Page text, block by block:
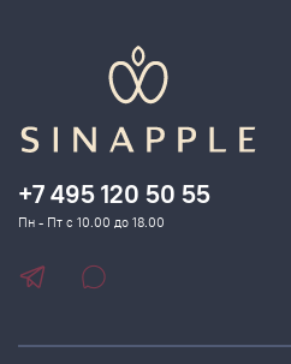
+7 495 120 50 55
Пн - Пт с 10.00 до 18.00